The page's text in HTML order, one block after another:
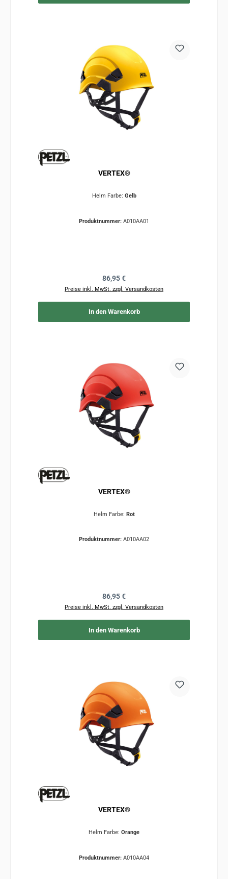
VERTEX®
Helm Farbe: Gelb
Produktnummer: A010AA01
Regulärer Preis:
86,95 €
Preise inkl. MwSt. zzgl. Versandkosten
In den Warenkorb
VERTEX®
Helm Farbe: Rot
Produktnummer: A010AA02
Regulärer Preis:
86,95 €
Preise inkl. MwSt. zzgl. Versandkosten
In den Warenkorb
VERTEX®
Helm Farbe: Orange
Produktnummer: A010AA04